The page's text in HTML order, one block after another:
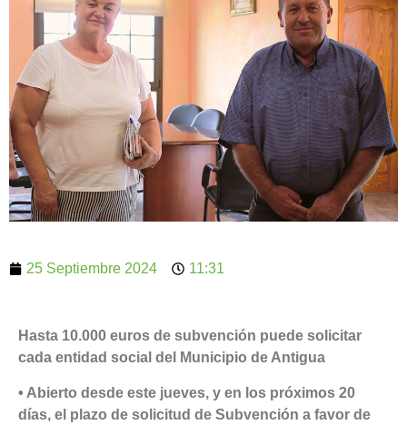
25 Septiembre 2024 11:31
Hasta 10.000 euros de subvención puede solicitar
cada entidad social del Municipio de Antigua
• Abierto desde este jueves, y en los próximos 20
días, el plazo de solicitud de Subvención a favor de